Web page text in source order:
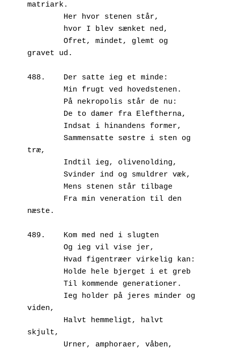
matriark.
        Her hvor stenen står,
        hvor I blev sænket ned,
gravet ud.
488.	Der satte ieg et minde:
        Min frugt ved hovedstenen.
        På nekropolis står de nu:
        De to damer fra Eleftherna,
        Indsat i hinandens former,
træ,
        Indtil ieg, olivenolding,
        Svinder ind og smuldrer væk,
        Mens stenen står tilbage
næste.
489.	Kom med ned i slugten
        Og ieg vil vise jer,
        Hvad figentræer virkelig kan:
        Holde hele bjerget i et greb
        Til kommende generationer.
viden,
skjult,